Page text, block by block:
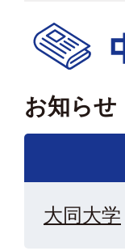
お知らせ
大同大学